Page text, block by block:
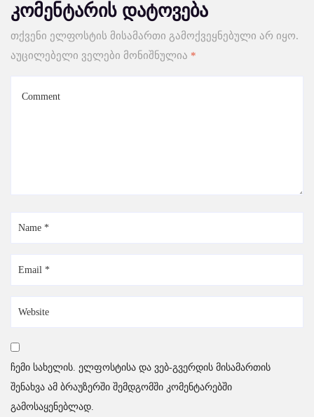
კომენტარის დატოვება
თქვენი ელფოსტის მისამართი გამოქვეყნებული არ იყო.
აუცილებელი ველები მონიშნულია *
ჩემი სახელის. ელფოსტისა და ვებ-გვერდის მისამართის
შენახვა ამ ბრაუზერში შემდგომში კომენტარებში
გამოსაყენებლად.